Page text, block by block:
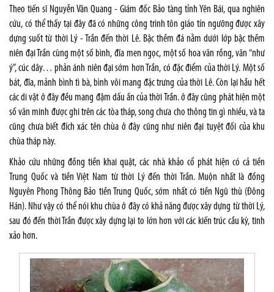
Theo tiến sĩ Nguyễn Văn Quang - Giám đốc Bảo tàng tỉnh Yên Bái, qua nghiên
cứu, có thể thấy tại đây đã có những công trình tôn giáo tín ngưỡng được xây
dựng suốt từ thời Lý - Trần đến thời Lê. Bậc thềm đá nằm dưới lớp bậc thềm
niên đại Trần cùng một số bình, đĩa men ngọc, một số hoa văn rồng, văn “như
ý”, cúc dây… phản ánh niên đại sớm hơn Trần, có đặc điểm của thời Lý. Một số
bát, đĩa, mảnh bình tì bà, bình vôi mang đặc trưng của thời Lê. Còn lại hầu hết
các di vật ở đây đều mang đậm dấu ấn của thời Trần. ở đây cũng phát hiện một
số văn minh được ghi trên các tòa tháp, song chưa cho thông tin gì nhiều, và ta
cũng chưa biết đích xác tên chùa ở đây cũng như niên đại tuyệt đối của khu
chùa tháp này.
Khảo cứu những đồng tiền khai quật, các nhà khảo cổ phát hiện có cả tiền
Trung Quốc và tiền Việt Nam từ thời Lý đến thời Trần. Muộn nhất là đồng
Nguyên Phong Thông Bảo tiền Trung Quốc, sớm nhất có tiền Ngũ thù (Đông
Hán). Như vậy có thể nói khu chùa ở đây có khả năng được xây dựng từ thời Lý,
sau đó đến thời Trần được xây dựng lại to lớn hơn với các kiến trúc cầu kỳ, tinh
xảo hơn.